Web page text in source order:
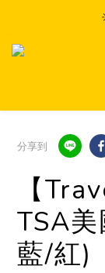
分享到
【
TSA
藍/紅)